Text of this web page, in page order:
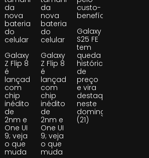
da
nova
bateria
do
celular
Galaxy
Z Flip 8
é
lançado
com
chip
inédito
de
2nm e
One UI
9; veja
o que
muda
da
nova
bateria
do
celular
Galaxy
Z Flip 8
é
lançado
com
chip
inédito
de
2nm e
One UI
9; veja
o que
muda
custo-
benefício
Galaxy
S25 FE
tem
queda
histórica
de
preço
e vira
destaque
neste
domingo
(21)